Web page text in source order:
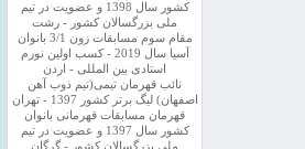
کشور سال 1398 و عضویت در تیم
ملی بزرگسالان کشور - رشت
مقام سوم مسابقات زون 3/1 بانوان
آسیا سال 2019 - کسب اولین نورم
استادی بین المللی - اردن
نائب قهرمان تیمی(تیم ذوب آهن
اصفهان) لیگ برتر کشور 1397 - تهران
قهرمان مسابقات قهرمانی بانوان
کشور سال 1397 و عضویت در تیم
ملی بزرگسالان کشور - گرگان